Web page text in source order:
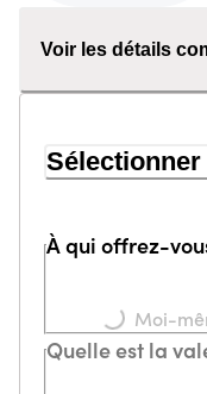
Voir les détails
Sélectionner
À qui offrez-
Moi-
Quelle est la